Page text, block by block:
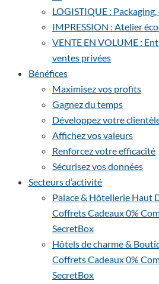
LOGISTIQUE :
IMPRESSION : Atelier
VENTE EN VOLUME :
ventes privées
Bénéfices
Maximisez vos profits
Gagnez du temps
Développez votre
Affichez vos valeurs
Renforcez votre efficacité
Sécurisez vos données
Secteurs d’activité
Palace & Hôtellerie Haut
Coffrets Cadeaux 0%
SecretBox
Hôtels de charme &
Coffrets Cadeaux 0%
SecretBox